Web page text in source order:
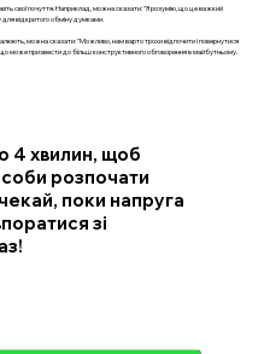
свої почуття. Наприклад, можна сказати: "Я розумію, що це важкий
відкритого обміну думками.
можна сказати: "Можливо, нам варто трохи відпочити і повернутися
може призвести до більш конструктивного обговорення в майбутньому.
4 хвилин, щоб
розпочати
поки напруга
зі